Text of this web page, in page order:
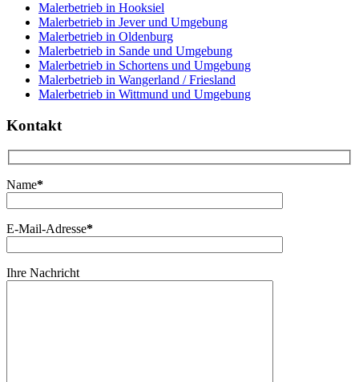
Malerbetrieb in Hooksiel
Malerbetrieb in Jever und Umgebung
Malerbetrieb in Oldenburg
Malerbetrieb in Sande und Umgebung
Malerbetrieb in Schortens und Umgebung
Malerbetrieb in Wangerland / Friesland
Malerbetrieb in Wittmund und Umgebung
Kontakt
Name*
E-Mail-Adresse*
Ihre Nachricht